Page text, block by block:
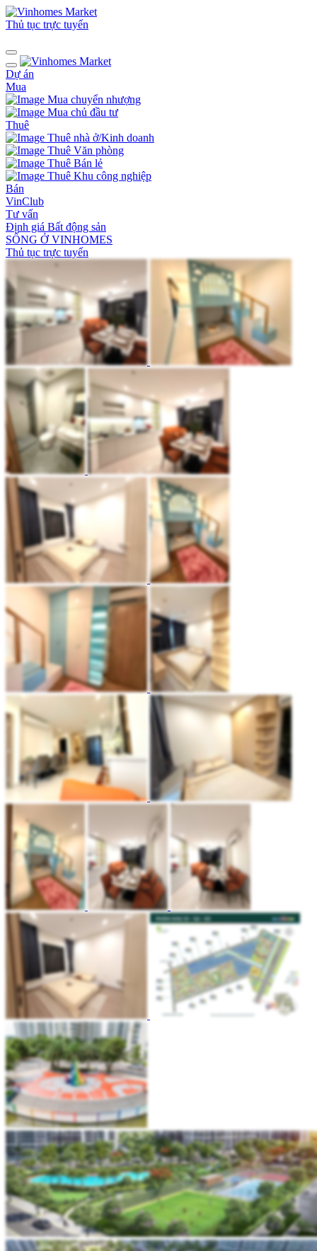
Thủ tục trực tuyến
Dự án
Mua
Mua chuyển nhượng
Mua chủ đầu tư
Thuê
Thuê nhà ở/Kinh doanh
Thuê Văn phòng
Thuê Bán lẻ
Thuê Khu công nghiệp
Bán
VinClub
Tư vấn
Định giá Bất động sản
SỐNG Ở VINHOMES
Thủ tục trực tuyến